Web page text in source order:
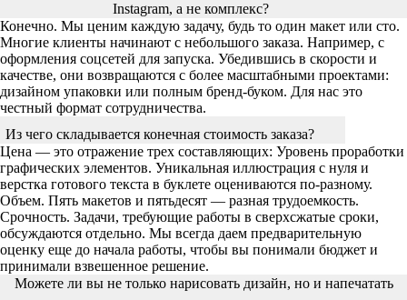
Instagram, а не комплекс?
Конечно. Мы ценим каждую задачу, будь то один макет или сто.
Многие клиенты начинают с небольшого заказа. Например, с
оформления соцсетей для запуска. Убедившись в скорости и
качестве, они возвращаются с более масштабными проектами:
дизайном упаковки или полным бренд-буком. Для нас это
честный формат сотрудничества.
Из чего складывается конечная стоимость заказа?
Цена — это отражение трех составляющих: Уровень проработки
графических элементов. Уникальная иллюстрация с нуля и
верстка готового текста в буклете оцениваются по-разному.
Объем. Пять макетов и пятьдесят — разная трудоемкость.
Срочность. Задачи, требующие работы в сверхсжатые сроки,
обсуждаются отдельно. Мы всегда даем предварительную
оценку еще до начала работы, чтобы вы понимали бюджет и
принимали взвешенное решение.
Можете ли вы не только нарисовать дизайн, но и напечатать